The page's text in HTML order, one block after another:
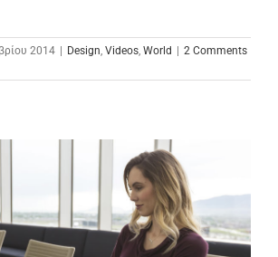
2014 | Design, Videos, World | 2 Comments